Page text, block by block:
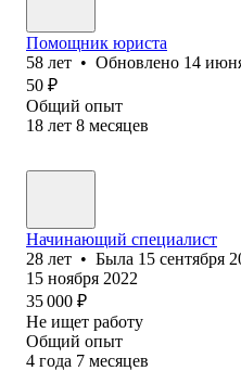
Помощник юриста
58 лет • Обновлено 14
50 ₽
Общий опыт
18 лет 8 месяцев
Начинающий специалист
28 лет • Была 15 сентября
15 ноября 2022
35 000 ₽
Не ищет работу
Общий опыт
4 года 7 месяцев